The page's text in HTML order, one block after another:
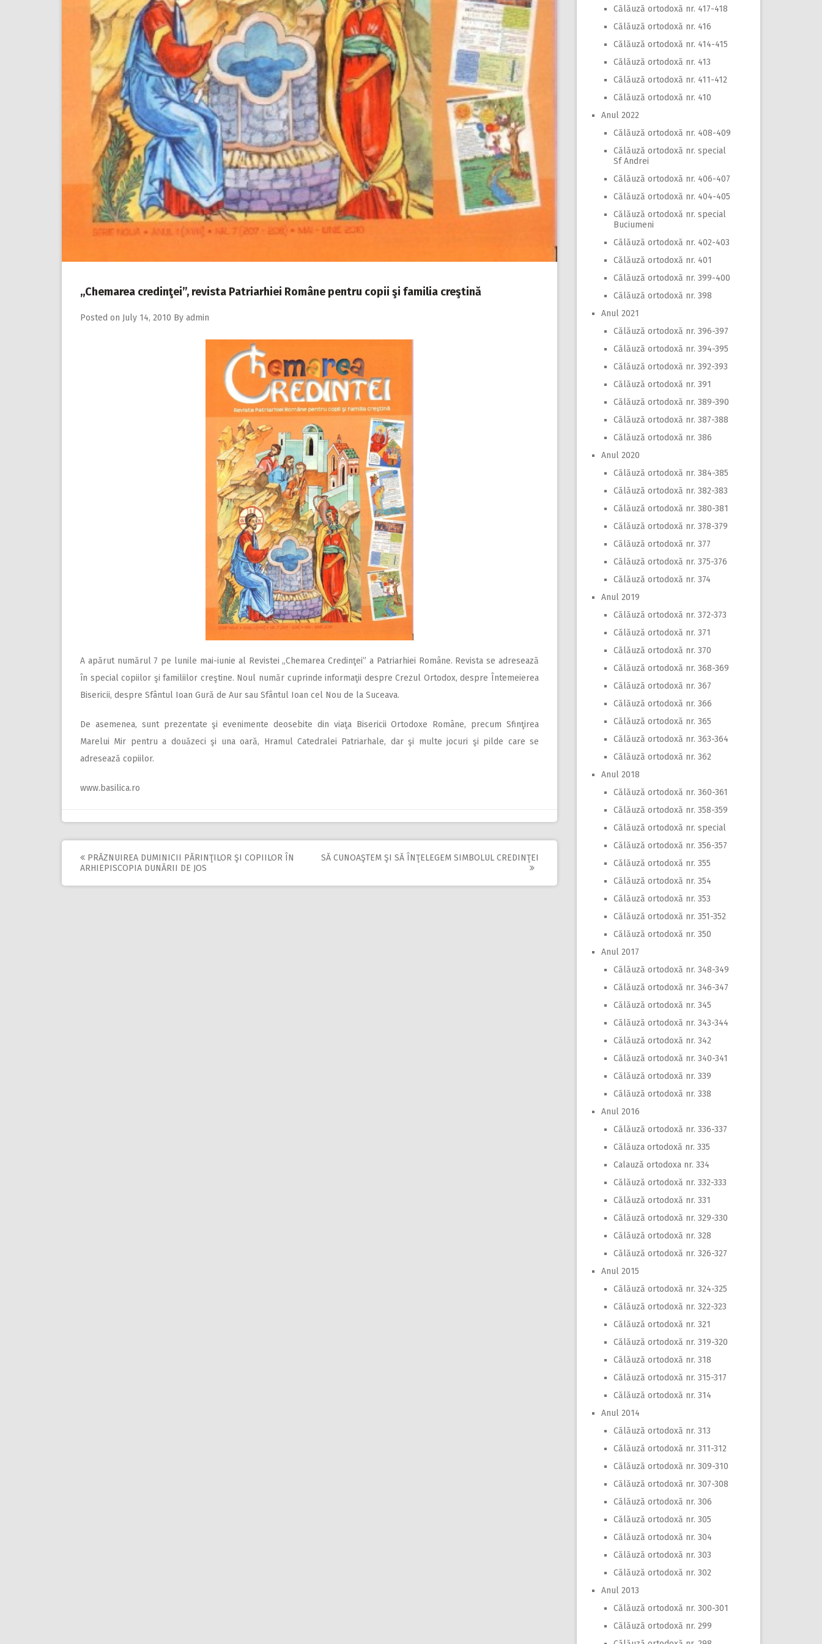
,,Chemarea credinţei”, revista Patriarhiei Române pentru copii şi familia creştină
Posted on July 14, 2010 By admin
A apărut numărul 7 pe lunile mai-iunie al Revistei „Chemarea Credinţei” a Patriarhiei Române. Revista se adresează
în special copiilor şi familiilor creştine. Noul număr cuprinde informaţii despre Crezul Ortodox, despre Întemeierea
Bisericii, despre Sfântul Ioan Gură de Aur sau Sfântul Ioan cel Nou de la Suceava.
De asemenea, sunt prezentate şi evenimente deosebite din viaţa Bisericii Ortodoxe Române, precum Sfinţirea
Marelui Mir pentru a douăzeci şi una oară, Hramul Catedralei Patriarhale, dar şi multe jocuri şi pilde care se
adresează copiilor.
www.basilica.ro
Post
navigation
PRĂZNUIREA DUMINICII PĂRINŢILOR ŞI COPIILOR ÎN
ARHIEPISCOPIA DUNĂRII DE JOS
SĂ CUNOAŞTEM ŞI SĂ ÎNŢELEGEM SIMBOLUL CREDINŢEI
Călăuză ortodoxă nr. 417-418
Călăuză ortodoxă nr. 416
Călăuză ortodoxă nr. 414-415
Călăuză ortodoxă nr. 413
Călăuză ortodoxă nr. 411-412
Călăuză ortodoxă nr. 410
Anul 2022
Călăuză ortodoxă nr. 408-409
Călăuză ortodoxă nr. special
Sf Andrei
Călăuză ortodoxă nr. 406-407
Călăuză ortodoxă nr. 404-405
Călăuză ortodoxă nr. special
Buciumeni
Călăuză ortodoxă nr. 402-403
Călăuză ortodoxă nr. 401
Călăuză ortodoxă nr. 399-400
Călăuză ortodoxă nr. 398
Anul 2021
Călăuză ortodoxă nr. 396-397
Călăuză ortodoxă nr. 394-395
Călăuză ortodoxă nr. 392-393
Călăuză ortodoxă nr. 391
Călăuză ortodoxă nr. 389-390
Călăuză ortodoxă nr. 387-388
Călăuză ortodoxă nr. 386
Anul 2020
Călăuză ortodoxă nr. 384-385
Călăuză ortodoxă nr. 382-383
Călăuză ortodoxă nr. 380-381
Călăuză ortodoxă nr. 378-379
Călăuză ortodoxă nr. 377
Călăuză ortodoxă nr. 375-376
Călăuză ortodoxă nr. 374
Anul 2019
Călăuză ortodoxă nr. 372-373
Călăuză ortodoxă nr. 371
Călăuză ortodoxă nr. 370
Călăuză ortodoxă nr. 368-369
Călăuză ortodoxă nr. 367
Călăuză ortodoxă nr. 366
Călăuză ortodoxă nr. 365
Călăuză ortodoxă nr. 363-364
Călăuză ortodoxă nr. 362
Anul 2018
Călăuză ortodoxă nr. 360-361
Călăuză ortodoxă nr. 358-359
Călăuză ortodoxă nr. special
Călăuză ortodoxă nr. 356-357
Călăuză ortodoxă nr. 355
Călăuză ortodoxă nr. 354
Călăuză ortodoxă nr. 353
Călăuză ortodoxă nr. 351-352
Călăuză ortodoxă nr. 350
Anul 2017
Călăuză ortodoxă nr. 348-349
Călăuză ortodoxă nr. 346-347
Călăuză ortodoxă nr. 345
Călăuză ortodoxă nr. 343-344
Călăuză ortodoxă nr. 342
Călăuză ortodoxă nr. 340-341
Călăuză ortodoxă nr. 339
Călăuză ortodoxă nr. 338
Anul 2016
Călăuză ortodoxă nr. 336-337
Călăuza ortodoxă nr. 335
Calauză ortodoxa nr. 334
Călăuză ortodoxă nr. 332-333
Călăuză ortodoxă nr. 331
Călăuză ortodoxă nr. 329-330
Călăuză ortodoxă nr. 328
Călăuză ortodoxă nr. 326-327
Anul 2015
Călăuză ortodoxă nr. 324-325
Călăuză ortodoxă nr. 322-323
Călăuză ortodoxă nr. 321
Călăuză ortodoxă nr. 319-320
Călăuză ortodoxă nr. 318
Călăuză ortodoxă nr. 315-317
Călăuză ortodoxă nr. 314
Anul 2014
Călăuză ortodoxă nr. 313
Călăuză ortodoxă nr. 311-312
Călăuză ortodoxă nr. 309-310
Călăuză ortodoxă nr. 307-308
Călăuză ortodoxă nr. 306
Călăuză ortodoxă nr. 305
Călăuză ortodoxă nr. 304
Călăuză ortodoxă nr. 303
Călăuză ortodoxă nr. 302
Anul 2013
Călăuză ortodoxă nr. 300-301
Călăuză ortodoxă nr. 299